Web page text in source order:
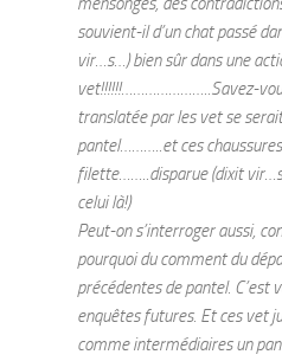
souvient-il d’un chat passé
vir…s…) bien sûr dans une
vet!!!!!!…………………..Savez-
translatée par les vet se
pantel………..et ces
filette……..disparue (dixit
celui là!)
Peut-on s’interroger aussi,
pourquoi du comment du
précédentes de pantel. C’est
enquêtes futures. Et ces vet
comme intermédiaires un